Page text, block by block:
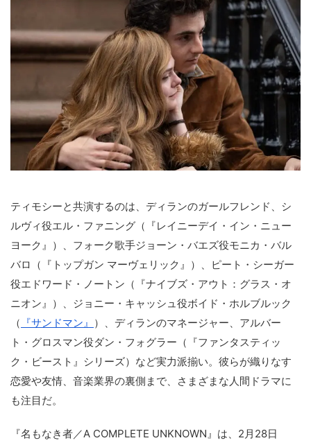
ティモシーと共演するのは、ディランのガールフレンド、シ
ルヴィ役エル・ファニング（『レイニーデイ・イン・ニュー
ヨーク』）、フォーク歌手ジョーン・バエズ役モニカ・バル
バロ（『トップガン マーヴェリック』）、ピート・シーガー
役エドワード・ノートン（『ナイブズ・アウト：グラス・オ
ニオン』）、ジョニー・キャッシュ役ボイド・ホルブルック
（ 『サンドマン』 ）、ディランのマネージャー、アルバー
ト・グロスマン役ダン・フォグラー（『ファンタスティッ
ク・ビースト』シリーズ）など実力派揃い。彼らが織りなす
恋愛や友情、音楽業界の裏側まで、さまざまな人間ドラマに
も注目だ。
『名もなき者／A COMPLETE UNKNOWN』は、2月28日